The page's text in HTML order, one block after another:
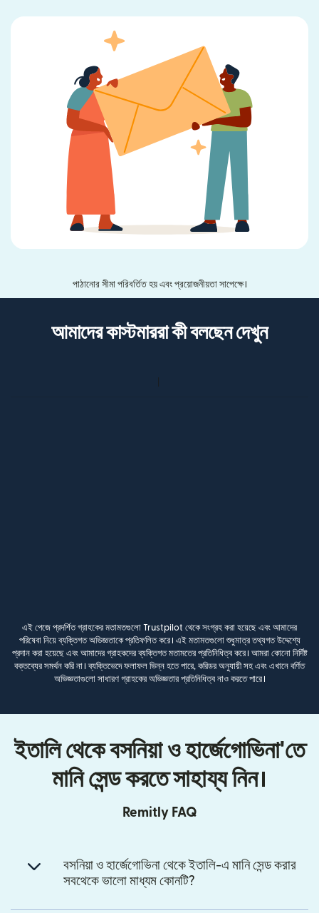
পাঠানোর সীমা পরিবর্তিত হয় এবং প্রয়োজনীয়তা সাপেক্ষে।
আমাদের কাস্টমাররা কী বলছেন দেখুন
এই পেজে প্রদর্শিত গ্রাহকের মতামতগুলো Trustpilot থেকে সংগ্রহ করা হয়েছে এবং আমাদের
পরিষেবা নিয়ে ব্যক্তিগত অভিজ্ঞতাকে প্রতিফলিত করে। এই মতামতগুলো শুধুমাত্র তথ্যগত উদ্দেশ্যে
প্রদান করা হয়েছে এবং আমাদের গ্রাহকদের ব্যক্তিগত মতামতের প্রতিনিধিত্ব করে। আমরা কোনো নির্দিষ্ট
বক্তব্যের সমর্থন করি না। ব্যক্তিভেদে ফলাফল ভিন্ন হতে পারে, করিডর অনুযায়ী সহ এবং এখানে বর্ণিত
অভিজ্ঞতাগুলো সাধারণ গ্রাহকের অভিজ্ঞতার প্রতিনিধিত্ব নাও করতে পারে।
ইতালি থেকে বসনিয়া ও হার্জেগোভিনা'তে
মানি সেন্ড করতে সাহায্য নিন।
Remitly FAQ
বসনিয়া ও হার্জেগোভিনা থেকে ইতালি-এ মানি সেন্ড করার
সবথেকে ভালো মাধ্যম কোনটি?